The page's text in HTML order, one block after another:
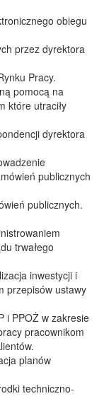
obiegu
przez dyrektora
Pracy.
pomocą na
które utraciły
dyrektora
publicznych
publicznych.
trwałego
inwestycji i
przepisów ustawy
i PPOŻ w zakresie
pracownikom
planów
techniczno-